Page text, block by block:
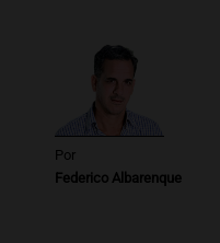
Episodios
Por
Federico Albarenque